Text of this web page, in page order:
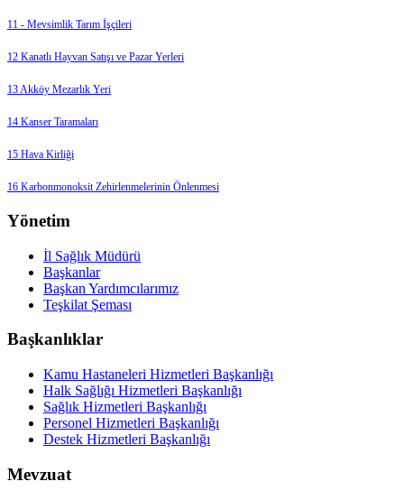
11 - Mevsimlik Tarım İşçileri
12 Kanatlı Hayvan Satışı ve Pazar Yerleri
13 Akköy Mezarlık Yeri
14 Kanser Taramaları
15 Hava Kirliği
16 Karbonmonoksit Zehirlenmelerinin Önlenmesi
Yönetim
İl Sağlık Müdürü
Başkanlar
Başkan Yardımcılarımız
Teşkilat Şeması
Başkanlıklar
Kamu Hastaneleri Hizmetleri Başkanlığı
Halk Sağlığı Hizmetleri Başkanlığı
Sağlık Hizmetleri Başkanlığı
Personel Hizmetleri Başkanlığı
Destek Hizmetleri Başkanlığı
Mevzuat